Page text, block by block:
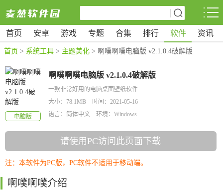
首页 安卓 游戏 专题 合集 排行 软件 资讯
首页 > 系统工具 > 主题美化 > 啊噗啊噗电脑版 v2.1.0.4破解版
电脑版
啊噗啊噗电脑版 v2.1.0.4破解版
一款非常好用的电脑桌面壁纸软件
大小：78.1MB 时间：2021-05-16
语言：简体中文 环境：Windows
请使用PC访问此页面下载
注：本软件为PC版，PC软件不适用于移动端。
啊噗啊噗介绍